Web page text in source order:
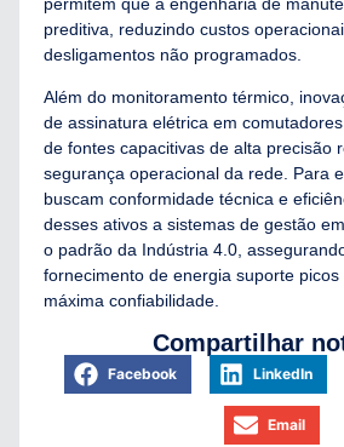
preditiva, reduzindo custos
desligamentos não programados.
Além do monitoramento térmico,
de assinatura elétrica em
de fontes capacitivas de alta precisão
segurança operacional da rede. Para
buscam conformidade técnica e
desses ativos a sistemas de gestão
o padrão da Indústria 4.0,
fornecimento de energia suporte
máxima confiabilidade.
Compartilhar
Facebook LinkedIn
Email